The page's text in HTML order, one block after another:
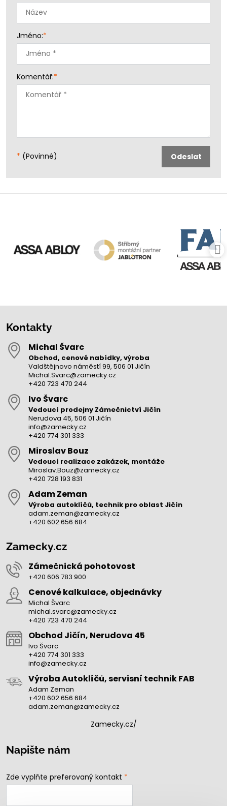
Jméno:*
Komentář:*
* (Povinné) Odeslat
Kontakty
Michal Švarc
Obchod, cenové nabídky, výroba
Valdštějnovo náměstí 99, 506 01 Jičín
Michal.Svarc@zamecky.cz
+420 723 470 244
Ivo Švarc
Vedoucí prodejny Zámečnictví Jičín
Nerudova 45, 506 01 Jičín
info@zamecky.cz
+420 774 301 333
Miroslav Bouz
Vedoucí realizace zakázek, montáže
Miroslav.Bouz@zamecky.cz
+420 728 193 831
Adam Zeman
Výroba autoklíčů, technik pro oblast Jičín
adam.zeman@zamecky.cz
+420 602 656 684
Zamecky.cz
Zámečnická pohotovost
+420 606 783 900
Cenové kalkulace, objednávky
Michal Švarc
michal.svarc@zamecky.cz
+420 723 470 244
Obchod Jičín, Nerudova 45
Ivo Švarc
+420 774 301 333
info@zamecky.cz
Výroba Autoklíčů, servisní technik FAB
Adam Zeman
+420 602 656 684
adam.zeman@zamecky.cz
Zamecky.cz/
Napište nám
Zde vyplňte preferovaný kontakt *